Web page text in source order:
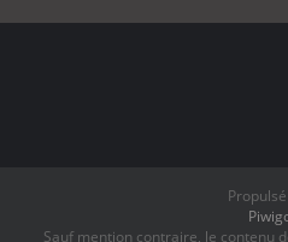
Sauf mention contraire, le contenu